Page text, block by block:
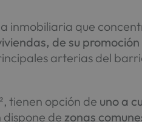
inmobiliaria que
de su promoción
arterias del
tienen opción de uno a
dispone de zonas